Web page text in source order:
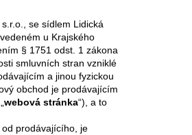
se sídlem Lidická
u Krajského
§ 1751 odst. 1 zákona
smluvních stran vzniklé
a jinou fyzickou
obchod je prodávajícím
webová stránka“), a to
prodávajícího, je